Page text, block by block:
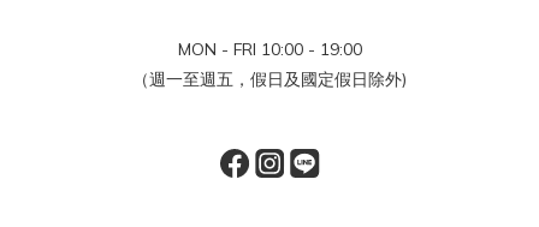
MON - FRI 10:00 - 19:00
（週一至週五，假日及國定假日除外)